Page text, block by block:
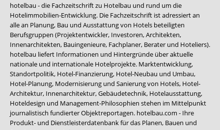
hotelbau - die Fachzeitschrift zu Hotelbau und rund um die
Hotelimmobilien-Entwicklung. Die Fachzeitschrift ist adressiert an
alle an Planung, Bau und Ausstattung von Hotels beteiligten
Berufsgruppen (Projektentwickler, Investoren, Architekten,
Innenarchitekten, Bauingenieure, Fachplaner, Berater und Hoteliers).
hotelbau liefert Informationen und Hintergründe über aktuelle
nationale und internationale Hotelprojekte. Marktentwicklung,
Standortpolitik, Hotel-Finanzierung, Hotel-Neubau und Umbau,
Hotel-Planung, Modernisierung und Sanierung von Hotels, Hotel-
Architektur, Innenarchitektur, Gebäudetechnik, Hotelausstattung,
Hoteldesign und Management-Philosophien stehen im Mittelpunkt
journalistisch fundierter Objektreportagen. hotelbau.com - Ihre
Produkt- und Dienstleisterdatenbank für das Planen, Bauen und